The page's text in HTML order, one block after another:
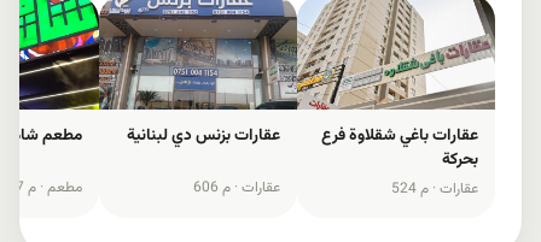
عقارات باغي شقلاوة فرع
بحرکة
عقارات · 524 م
عقارات بزنس دي لبنانية
عقارات · 606 م
مطعم شام
مطعم · 677 م